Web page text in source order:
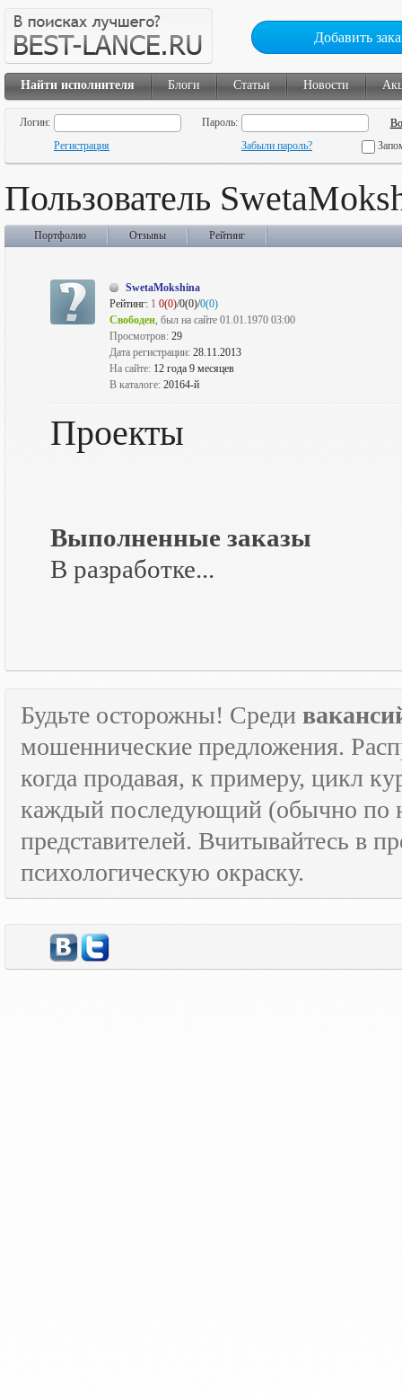
Добавить
Найти исполнителя Блоги Статьи Новости
Логин:
Пароль:
Регистрация
Забыли пароль?
Пользователь
Портфолио Отзывы Рейтинг
SwetaMokshina
Рейтинг: 1 0(0)/0(0)/0(0)
Свободен, был на сайте 01.01.1970 03:00
Просмотров: 29
Дата регистрации: 28.11.2013
На сайте: 12 года 9 месяцев
В каталоге: 20164-й
Проекты
Выполненные заказы
В разработке...
Будьте осторожны! Среди
мошеннические предложения.
когда продавая, к примеру, цикл
каждый последующий (обычно по
представителей. Вчитывайтесь в
психологическую окраску.